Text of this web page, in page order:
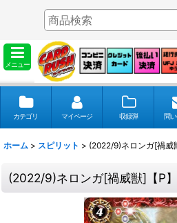
メニュー
カテゴリ マイページ 収録弾 問
ホーム > スピリット > (2022/9)ネロンガ[禍威
(2022/9)ネロンガ[禍威獣]【P